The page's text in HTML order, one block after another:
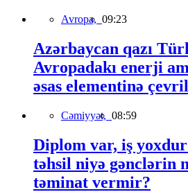
Avropa, 09:23
Azərbaycan qazı
Avropadakı enerji
əsas elementinə
Cəmiyyət, 08:59
Diplom var, iş
təhsil niyə gənclərin
təminat vermir?